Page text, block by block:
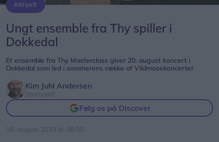
Aktuelt
Ungt ensemble fra Thy spiller i
Dokkedal
Et ensemble fra Thy Masterclass giver 20. august koncert i
Dokkedal som led i sommerens række af Vildmosekoncerter
Kim Juhl Andersen
Journalist
Følg os på Discover
18. august 2019 kl. 06.00